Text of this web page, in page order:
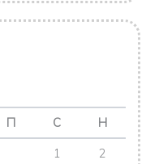
П С
Н
1
2